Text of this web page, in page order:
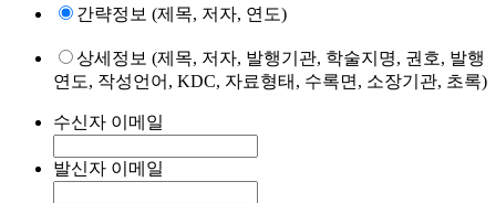
간략정보 (제목, 저자, 연도)
상세정보 (제목, 저자, 발행기관, 학술지명, 권호, 발행
연도, 작성언어, KDC, 자료형태, 수록면, 소장기관, 초록)
수신자 이메일
발신자 이메일